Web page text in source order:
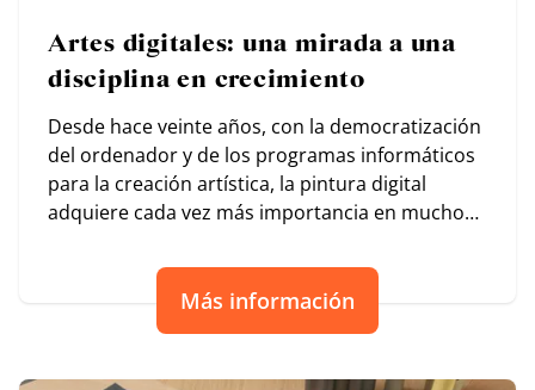
Artes digitales: una mirada a una
disciplina en crecimiento
Desde hace veinte años, con la democratización
del ordenador y de los programas informáticos
para la creación artística, la pintura digital
adquiere cada vez más importancia en muchos
Más información